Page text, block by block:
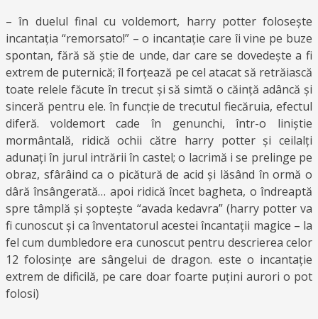
– în duelul final cu voldemort, harry potter folosește
incantația “remorsato!” – o incantație care îi vine pe buze
spontan, fără să știe de unde, dar care se dovedește a fi
extrem de puternică; îl forțează pe cel atacat să retrăiască
toate relele făcute în trecut și să simtă o căință adâncă și
sinceră pentru ele. în funcție de trecutul fiecăruia, efectul
diferă. voldemort cade în genunchi, într-o liniștie
mormântală, ridică ochii către harry potter și ceilalți
adunați în jurul intrării în castel; o lacrimă i se prelinge pe
obraz, sfârâind ca o picătură de acid și lăsând în ormă o
dâră însângerată… apoi ridică încet bagheta, o îndreaptă
spre tâmplă și șoptește “avada kedavra” (harry potter va
fi cunoscut și ca înventatorul acestei încantații magice – la
fel cum dumbledore era cunoscut pentru descrierea celor
12 folosințe are sângelui de dragon. este o incantație
extrem de dificilă, pe care doar foarte puțini aurori o pot
folosi)